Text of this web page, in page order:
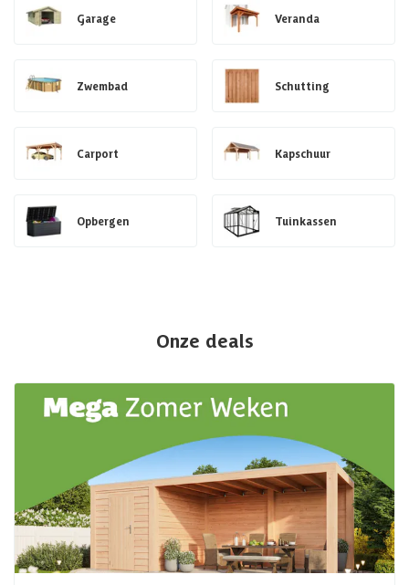
Garage Veranda
Zwembad Schutting
Carport Kapschuur
Opbergen Tuinkassen
Onze deals